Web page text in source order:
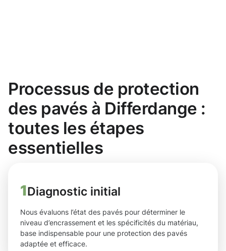
Processus de protection
des pavés à Differdange :
toutes les étapes
essentielles
1Diagnostic initial
Nous évaluons l’état des pavés pour déterminer le
niveau d’encrassement et les spécificités du matériau,
base indispensable pour une protection des pavés
adaptée et efficace.